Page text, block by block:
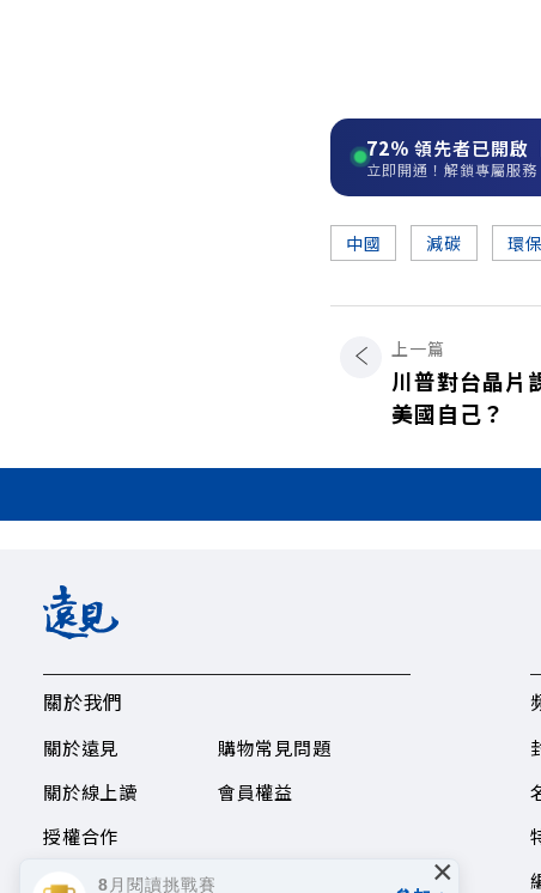
72% 領先者已開啟
立即開通！解鎖專屬服務
中國 減碳 環保
上一篇
川普對台晶片
美國自己？
關於我們
關於遠見
關於線上讀
授權合作
購物常見問題
會員權益
8月閱讀挑戰賽 ×